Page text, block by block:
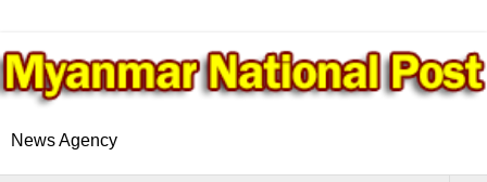
News Agency